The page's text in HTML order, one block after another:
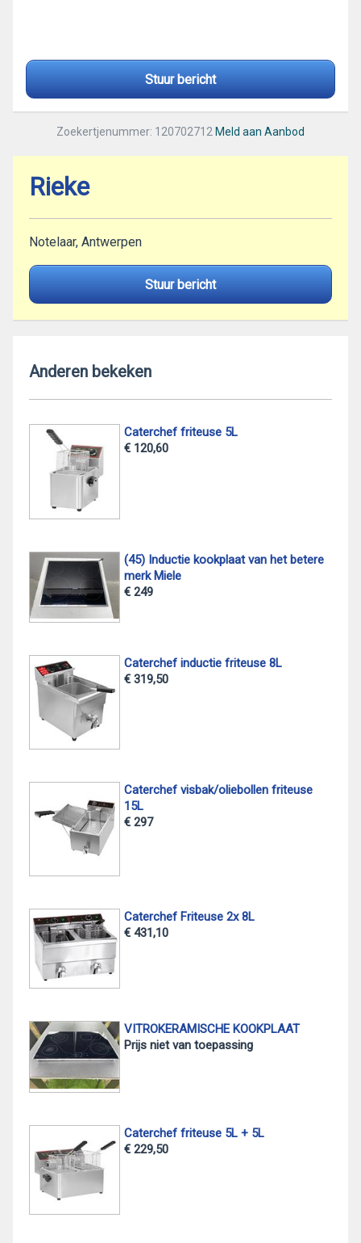
Stuur bericht
Zoekertjenummer: 120702712 Meld aan Aanbod
Rieke
Notelaar, Antwerpen
Stuur bericht
Anderen bekeken
Caterchef friteuse 5L
€ 120,60
(45) Inductie kookplaat van het betere
merk Miele
€ 249
Caterchef inductie friteuse 8L
€ 319,50
Caterchef visbak/oliebollen friteuse
15L
€ 297
Caterchef Friteuse 2x 8L
€ 431,10
VITROKERAMISCHE KOOKPLAAT
Prijs niet van toepassing
Caterchef friteuse 5L + 5L
€ 229,50